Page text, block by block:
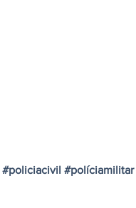
#policiacivil #políciamilitar